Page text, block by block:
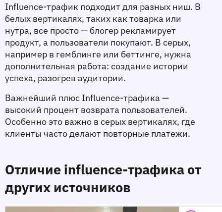
Influence-трафик подходит для разных ниш. В
белых вертикалях, таких как товарка или
нутра, все просто — блогер рекламирует
продукт, а пользователи покупают. В серых,
например в гемблинге или беттинге, нужна
дополнительная работа: создание истории
успеха, разогрев аудитории.
Важнейший плюс Influence-трафика —
высокий процент возврата пользователей.
Особенно это важно в серых вертикалях, где
клиенты часто делают повторные платежи.
Отличие influence-трафика от
других источников